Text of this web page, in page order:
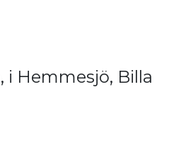
i Hemmesjö, Billa